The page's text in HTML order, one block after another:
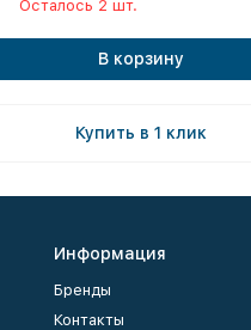
Осталось 2 шт.
В корзину
Купить в 1 клик
Информация
Бренды
Контакты